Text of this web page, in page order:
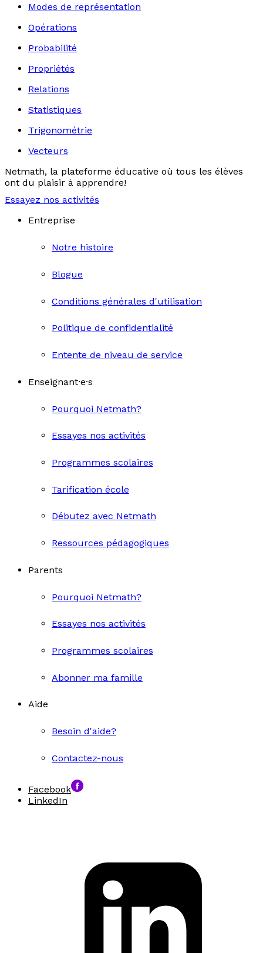
Modes de représentation
Opérations
Probabilité
Propriétés
Relations
Statistiques
Trigonométrie
Vecteurs
Netmath, la plateforme éducative où tous les élèves
ont du plaisir à apprendre!
Essayez nos activités
Entreprise
Notre histoire
Blogue
Conditions générales d'utilisation
Politique de confidentialité
Entente de niveau de service
Enseignant·e·s
Pourquoi Netmath?
Essayes nos activités
Programmes scolaires
Tarification école
Débutez avec Netmath
Ressources pédagogiques
Parents
Pourquoi Netmath?
Essayes nos activités
Programmes scolaires
Abonner ma famille
Aide
Besoin d'aide?
Contactez-nous
Facebook
LinkedIn